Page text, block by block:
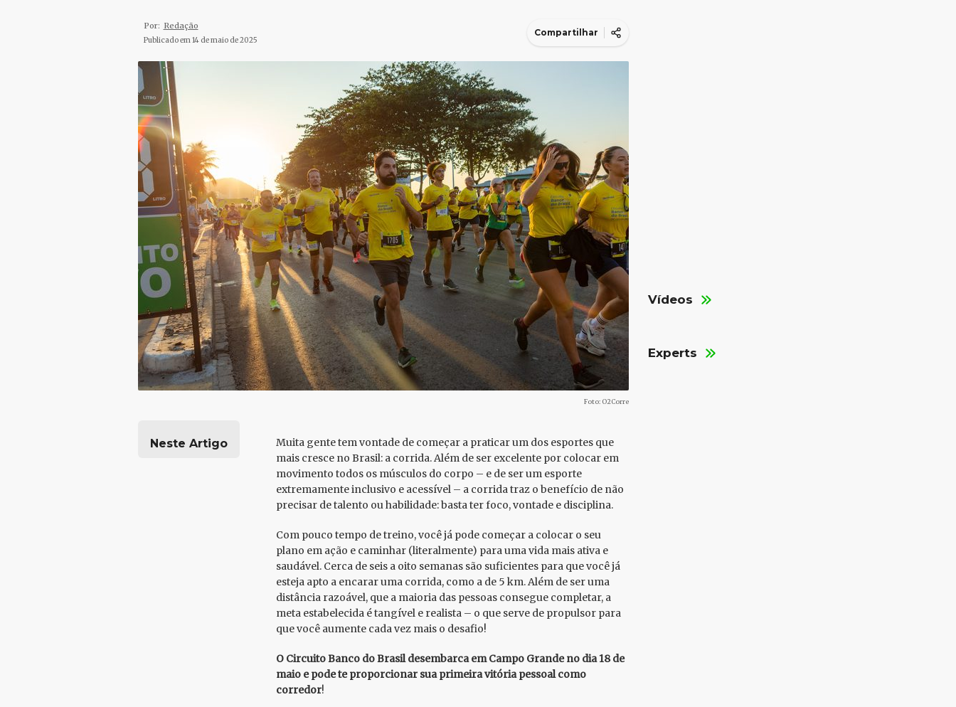
Por: Redação
Publicado em 14 de maio de 2025
Compartilhar
Foto: O2Corre
Neste Artigo
Muita gente tem vontade de começar a praticar um dos esportes que
mais cresce no Brasil: a corrida. Além de ser excelente por colocar em
movimento todos os músculos do corpo – e de ser um esporte
extremamente inclusivo e acessível – a corrida traz o benefício de não
precisar de talento ou habilidade: basta ter foco, vontade e disciplina.
Com pouco tempo de treino, você já pode começar a colocar o seu
plano em ação e caminhar (literalmente) para uma vida mais ativa e
saudável. Cerca de seis a oito semanas são suficientes para que você já
esteja apto a encarar uma corrida, como a de 5 km. Além de ser uma
distância razoável, que a maioria das pessoas consegue completar, a
meta estabelecida é tangível e realista – o que serve de propulsor para
que você aumente cada vez mais o desafio!
O Circuito Banco do Brasil desembarca em Campo Grande no dia 18 de
maio e pode te proporcionar sua primeira vitória pessoal como
corredor!
Vídeos
Experts